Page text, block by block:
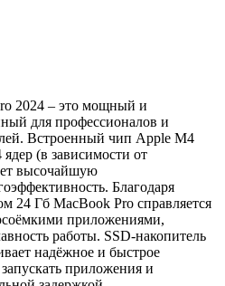
2024 – это мощный и
для профессионалов и
Встроенный чип Apple M4
(в зависимости от
высочайшую
Благодаря
24 Гб MacBook Pro справляется
приложениями,
работы. SSD-накопитель
надёжное и быстрое
приложения и